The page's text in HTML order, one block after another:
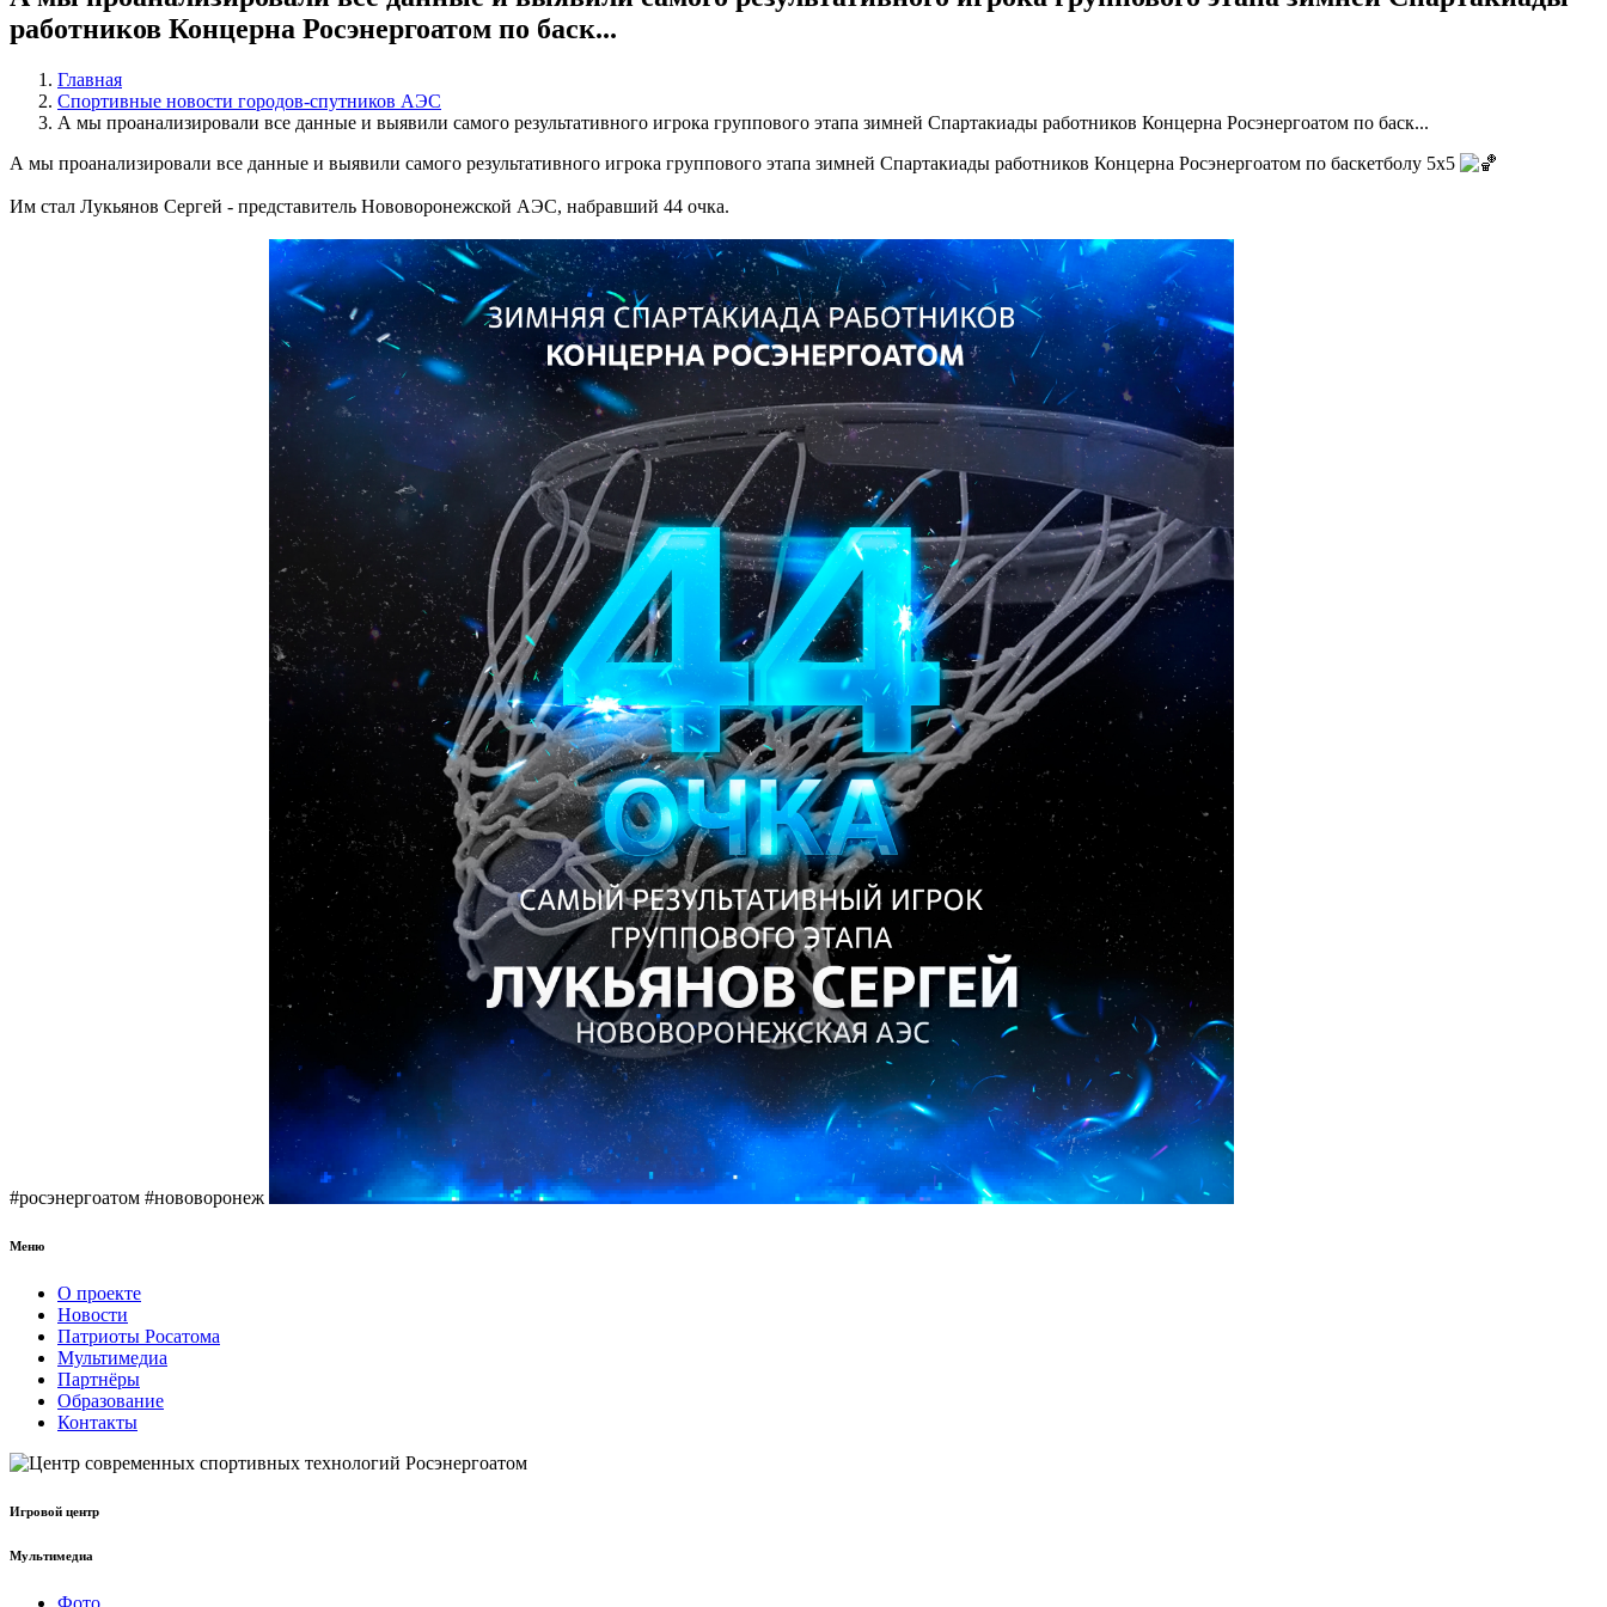
работников Концерна Росэнергоатом по баск...
Главная
Спортивные новости городов-спутников АЭС
А мы проанализировали все данные и выявили самого результативного игрока группового этапа зимней Спартакиады работников Концерна Росэнергоатом по баск...
А мы проанализировали все данные и выявили самого результативного игрока группового этапа зимней Спартакиады работников Концерна Росэнергоатом по баскетболу 5х5
Им стал Лукьянов Сергей - представитель Нововоронежской АЭС, набравший 44 очка.
#росэнергоатом #нововоронеж
Меню
О проекте
Новости
Патриоты Росатома
Мультимедиа
Партнёры
Образование
Контакты
Игровой центр
Мультимедиа
Фото